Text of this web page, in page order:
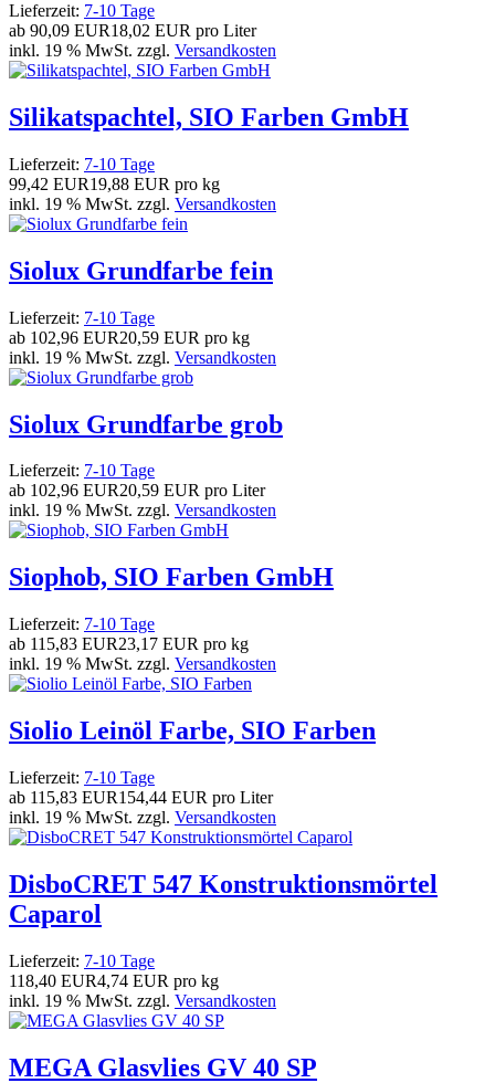
Lieferzeit: 7-10 Tage
ab 90,09 EUR18,02 EUR pro Liter
inkl. 19 % MwSt. zzgl. Versandkosten
Silikatspachtel, SIO Farben GmbH
Lieferzeit: 7-10 Tage
99,42 EUR19,88 EUR pro kg
inkl. 19 % MwSt. zzgl. Versandkosten
Siolux Grundfarbe fein
Lieferzeit: 7-10 Tage
ab 102,96 EUR20,59 EUR pro kg
inkl. 19 % MwSt. zzgl. Versandkosten
Siolux Grundfarbe grob
Lieferzeit: 7-10 Tage
ab 102,96 EUR20,59 EUR pro Liter
inkl. 19 % MwSt. zzgl. Versandkosten
Siophob, SIO Farben GmbH
Lieferzeit: 7-10 Tage
ab 115,83 EUR23,17 EUR pro kg
inkl. 19 % MwSt. zzgl. Versandkosten
Siolio Leinöl Farbe, SIO Farben
Lieferzeit: 7-10 Tage
ab 115,83 EUR154,44 EUR pro Liter
inkl. 19 % MwSt. zzgl. Versandkosten
DisboCRET 547 Konstruktionsmörtel
Caparol
Lieferzeit: 7-10 Tage
118,40 EUR4,74 EUR pro kg
inkl. 19 % MwSt. zzgl. Versandkosten
MEGA Glasvlies GV 40 SP